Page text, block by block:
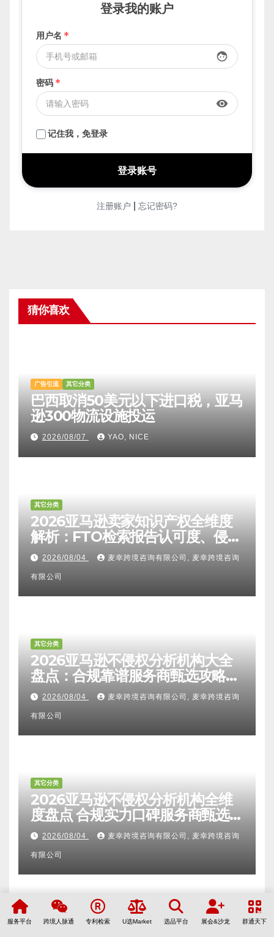
登录我的账户
用户名 *
face
密码 *
visibility
记住我，免登录
注册账户 忘记密码?
猜你喜欢
广告引流 其它分类
巴西取消50美元以下进口税，亚马
逊300物流设施投运
2026/08/07 YAO, NICE
其它分类
2026亚马逊卖家知识产权全维度
解析：FTO检索报告认可度、侵权
比对区别、TRO应诉方法及服务商
甄选避坑全攻略
2026/08/04 麦幸跨境咨询有限公司, 麦幸跨境咨询
有限公司
其它分类
2026亚马逊不侵权分析机构大全
盘点：合规靠谱服务商甄选攻略、
避坑FAQ及标杆机构实力详解
2026/08/04 麦幸跨境咨询有限公司, 麦幸跨境咨询
有限公司
其它分类
2026亚马逊不侵权分析机构全维
度盘点 合规实力口碑服务商甄选
附跨境卖家避坑FAQ全指南
2026/08/04 麦幸跨境咨询有限公司, 麦幸跨境咨询
有限公司
服务平台 跨境人脉通 专利检索 U选Market 选品平台 展会&沙龙 群通天下